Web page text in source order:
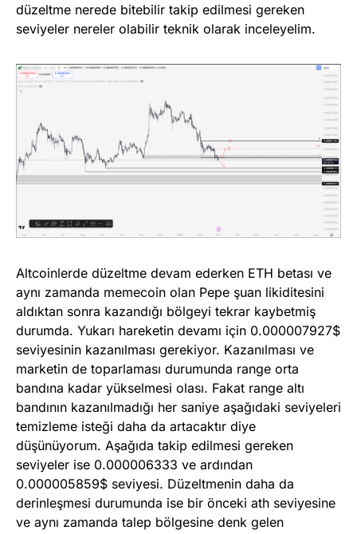
düzeltme nerede bitebilir takip edilmesi gereken
seviyeler nereler olabilir teknik olarak inceleyelim.
Altcoinlerde düzeltme devam ederken ETH betası ve
aynı zamanda memecoin olan Pepe şuan likiditesini
aldıktan sonra kazandığı bölgeyi tekrar kaybetmiş
durumda. Yukarı hareketin devamı için 0.000007927$
seviyesinin kazanılması gerekiyor. Kazanılması ve
marketin de toparlaması durumunda range orta
bandına kadar yükselmesi olası. Fakat range altı
bandının kazanılmadığı her saniye aşağıdaki seviyeleri
temizleme isteği daha da artacaktır diye
düşünüyorum. Aşağıda takip edilmesi gereken
seviyeler ise 0.000006333 ve ardından
0.000005859$ seviyesi. Düzeltmenin daha da
derinleşmesi durumunda ise bir önceki ath seviyesine
ve aynı zamanda talep bölgesine denk gelen